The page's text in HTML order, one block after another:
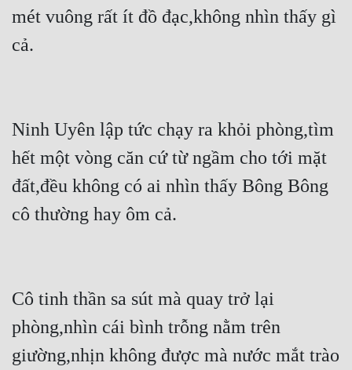
mét vuông rất ít đồ đạc,không nhìn thấy gì
cả.
Ninh Uyên lập tức chạy ra khỏi phòng,tìm
hết một vòng căn cứ từ ngầm cho tới mặt
đất,đều không có ai nhìn thấy Bông Bông
cô thường hay ôm cả.
Cô tinh thần sa sút mà quay trở lại
phòng,nhìn cái bình trỗng nằm trên
giường,nhịn không được mà nước mắt trào